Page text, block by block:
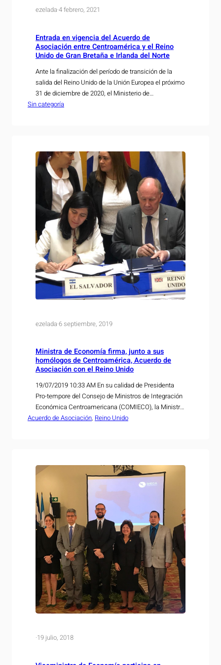
ezelada·4 febrero, 2021
Entrada en vigencia del Acuerdo de
Asociación entre Centroamérica y el Reino
Unido de Gran Bretaña e Irlanda del Norte
Ante la finalización del período de transición de la
salida del Reino Unido de la Unión Europea el próximo
31 de diciembre de 2020, el Ministerio de
Economía(MINEC)a través de la Dirección de
Sin categoría
ezelada·6 septiembre, 2019
Ministra de Economía firma, junto a sus
homólogos de Centroamérica, Acuerdo de
Asociación con el Reino Unido
19/07/2019 10:33 AM En su calidad de Presidenta
Pro-tempore del Consejo de Ministros de Integración
Económica Centroamericana (COMIECO), la Ministra
de Economía, María Luisa Hayem Brevé, firmó con
Acuerdo de Asociación, Reino Unido
·19 julio, 2018